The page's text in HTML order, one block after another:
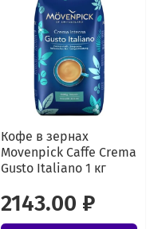
Кофе в зернах
Movenpick Caffe Crema
Gusto Italiano 1 кг
2143.00 ₽